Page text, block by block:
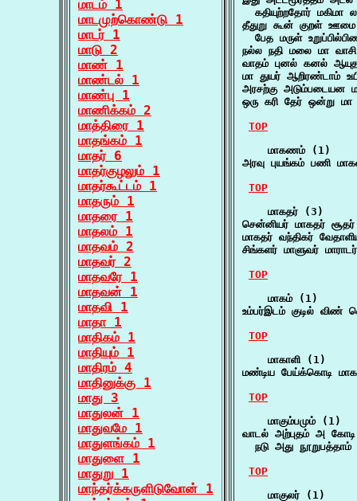
மாடம் 1
மாடமுற்கொண்டு 1
மாடர் 1
மாடு 2
மாண் 1
மாண்டல் 1
மாண்பு 1
மாணிக்கம் 2
மாத்திரை 1
மாதங்கம் 1
மாதர் 6
மாதர்குழலும் 1
மாதர்கூட்டம் 1
மாதரும் 1
மாதரை 1
மாதலம் 1
மாதவம் 2
மாதவர் 2
மாதவரே 1
மாதவன் 1
மாதவி 1
மாதா 1
மாதிகம் 1
மாதியும் 1
மாதிரம் 4
மாதினுக்கு 1
மாது 3
மாதுலன் 1
மாதுவமே 1
மாதுளங்கம் 1
மாதுளை 1
மாதுறு 1
மாந்தர்க்கருளிடுவோன் 1
கதியுற்றதோர் மகிமா
தீதுறு கூன் குறள் ஊமை
பேத மருள்
நல்ல நதி மலை மா
வாதம் புனல் கனல்
மா துயர் ஆறிரண்டாம்
அரசற்கு அடும்படையன
ஒரு கரி தேர் ஒன்று
TOP
    மாகணம் (1)
அரவு புயங்கம் பணி
TOP
    மாகதர் (3)
சென்னியர் மாகதர்
மாகதர் வந்திகர்
சிங்களர் மாளுவர்
TOP
    மாகம் (1)
உம்பர்இடம் குடில்
TOP
    மாகாளி (1)
மண்டிய பேய்க்கொடி
TOP
    மாகும்பமும் (1)
வாடல் அற்புதம் அ கோடி
நடு அது
TOP
    மாகுலர் (1)